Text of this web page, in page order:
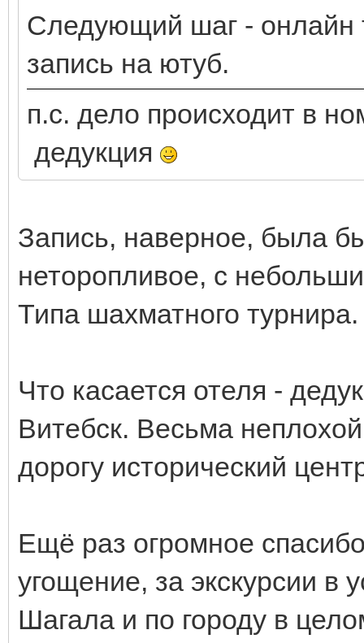
Следующий шаг - онлайн
запись на ютуб.
п.с. дело происходит в
дедукция
Запись, наверное, была
неторопливое, с
Типа шахматного турнира.
Что касается отеля -
Витебск. Весьма
дорогу исторический
Ещё раз огромное
угощение, за экскурсии в
Шагала и по городу в